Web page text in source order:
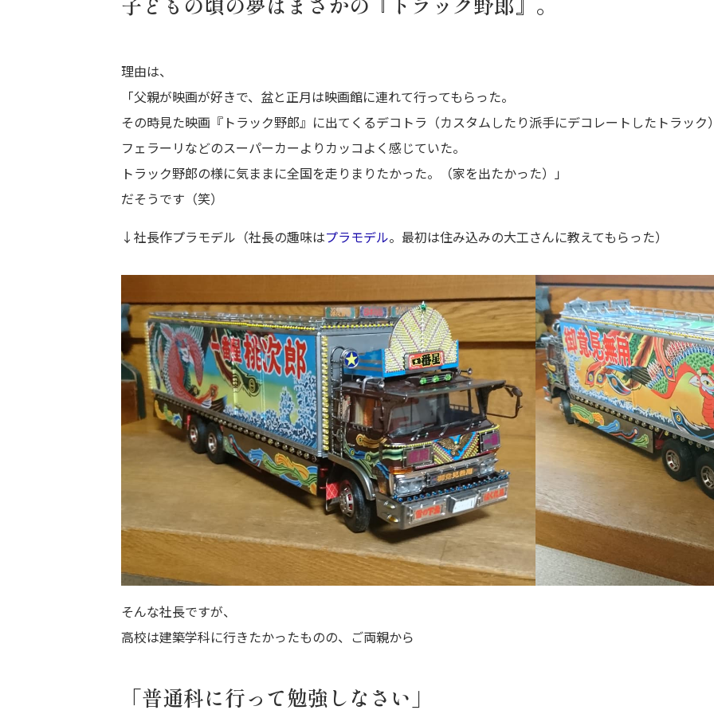
理由は、
「父親が映画が好きで、盆と正月は映画館に連れて行ってもらった。
その時見た映画『トラック野郎』に出てくるデコトラ（カスタムしたり派手にデコレートしたトラック
フェラーリなどのスーパーカーよりカッコよく感じていた。
トラック野郎の様に気ままに全国を走りまりたかった。（家を出たかった）」
だそうです（笑）
↓社長作プラモデル（社長の趣味はプラモデル。最初は住み込みの大工さんに教えてもらった）
そんな社長ですが、
高校は建築学科に行きたかったものの、ご両親から
「普通科に行って勉強しなさい」